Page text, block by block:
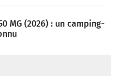
MG (2026) : un camping-